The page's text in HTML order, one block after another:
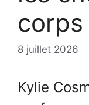
corps
8 juillet 2026
Kylie